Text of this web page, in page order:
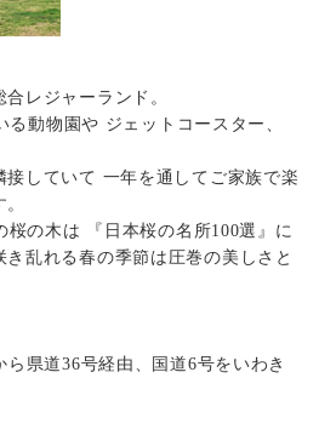
レジャーランド。
る動物園や ジェットコースター、
接していて 一年を通してご家族で楽
桜の木は 『日本桜の名所100選』に
乱れる春の季節は圧巻の美しさと
県道36号経由、国道6号をいわき